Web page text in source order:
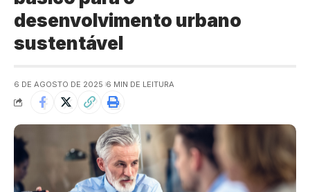
desenvolvimento urbano
sustentável
6 DE AGOSTO DE 2025 6 MIN DE LEITURA